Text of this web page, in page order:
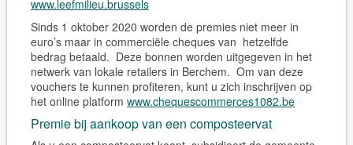
www.leefmilieu.brussels
Sinds 1 oktober 2020 worden de premies niet meer in
euro’s maar in commerciële cheques van hetzelfde
bedrag betaald. Deze bonnen worden uitgegeven in het
netwerk van lokale retailers in Berchem. Om van deze
vouchers te kunnen profiteren, kunt u zich inschrijven op
het online platform www.chequescommerces1082.be
Premie bij aankoop van een composteervat